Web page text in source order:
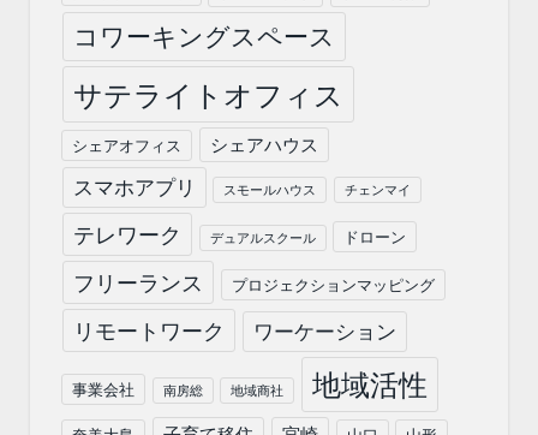
コワーキングスペース
サテライトオフィス
シェアオフィス シェアハウス
スマホアプリ スモールハウス チェンマイ
テレワーク デュアルスクール ドローン
フリーランス プロジェクションマッピング
リモートワーク ワーケーション
事業会社 南房総 地域商社 地域活性